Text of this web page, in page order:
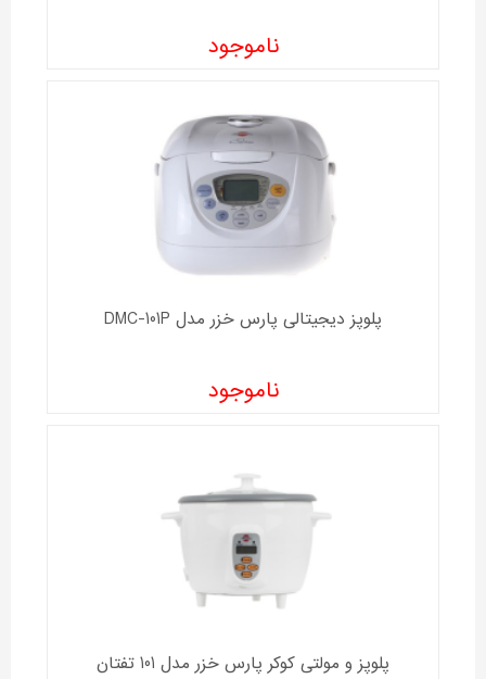
ناموجود
پلوپز دیجیتالی پارس خزر مدل DMC-101P
ناموجود
پلوپز و مولتی کوکر پارس خزر مدل 101 تفتان